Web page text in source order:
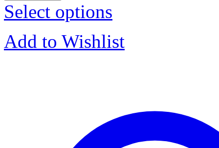
Select options
Add to Wishlist